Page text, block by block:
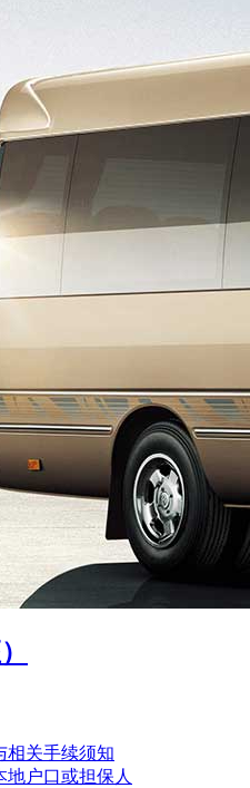
相关手续须知
户口或担保人